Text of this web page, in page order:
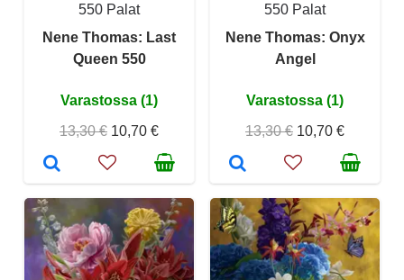
550 Palat
Nene Thomas: Last
Queen 550
Varastossa (1)
13,30 € 10,70 €
550 Palat
Nene Thomas: Onyx
Angel
Varastossa (1)
13,30 € 10,70 €